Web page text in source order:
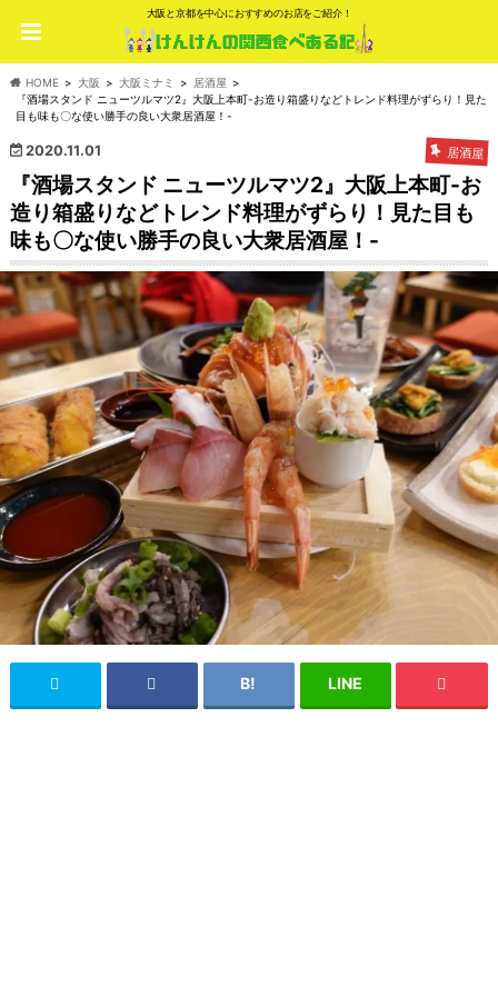
大阪と京都を中心におすすめのお店をご紹介！
HOME 大阪 大阪ミナミ
居酒屋
『酒場スタンド ニューツルマツ2』大阪上本町-お造り箱盛りなどトレンド料理がずらり！見た
目も味も〇な使い勝手の良い大衆居酒屋！-
2020.11.01 居酒屋
『酒場スタンド ニューツルマツ2』大阪上本町-お
造り箱盛りなどトレンド料理がずらり！見た目も
味も〇な使い勝手の良い大衆居酒屋！-